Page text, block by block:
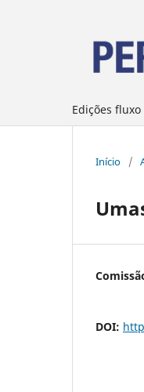
Edições
Início /
DOI: